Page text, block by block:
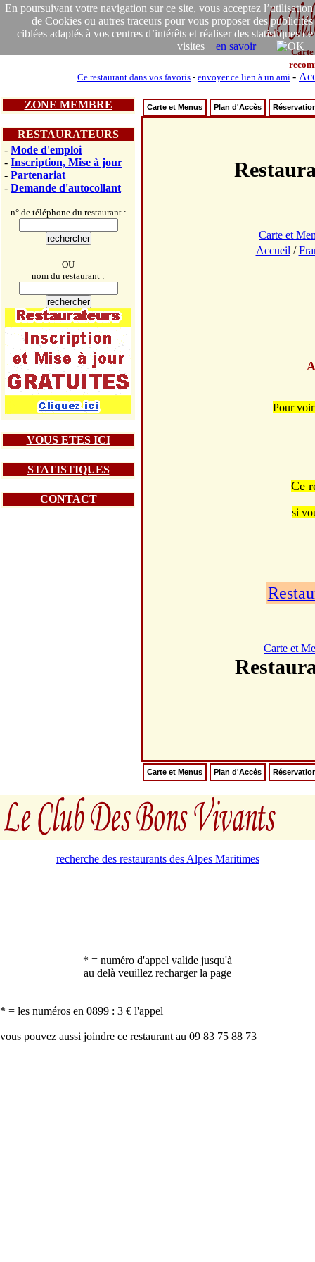
En poursuivant votre navigation sur ce site, vous acceptez l’utilisation
de Cookies ou autres traceurs pour vous proposer des publicités
ciblées adaptés à vos centres d’intérêts et réaliser des statistiques de
visites en savoir +
Carte
Ce restaurant dans vos favoris - envoyer ce lien à un ami -
ZONE MEMBRE
RESTAURATEURS
- Mode d'emploi
- Inscription, Mise à jour
- Partenariat
- Demande d'autocollant
n° de téléphone du restaurant :
OU
nom du restaurant :
VOUS ETES ICI
STATISTIQUES
CONTACT
Carte et Menus Plan d'Accès
Carte et
Accueil /
Pour
Ce
si
Carte et
Carte et Menus Plan d'Accès
recherche des restaurants des Alpes Maritimes
* = numéro d'appel valide jusqu'à
au delà veuillez recharger la page
* = les numéros en 0899 : 3 € l'appel
vous pouvez aussi joindre ce restaurant au 09 83 75 88 73